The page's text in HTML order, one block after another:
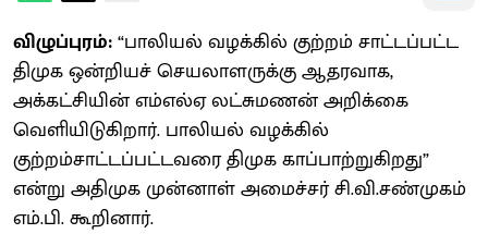
விழுப்புரம்:“பாலியல் வழக்கில் குற்றம் சாட்டப்பட்ட
திமுக ஒன்றியச் செயலாளருக்கு ஆதரவாக,
அக்கட்சியின் எம்எல்ஏ லட்சுமணன் அறிக்கை
வெளியிடுகிறார். பாலியல் வழக்கில்
குற்றம்சாட்டப்பட்டவரை திமுக காப்பாற்றுகிறது”
என்று அதிமுக முன்னாள் அமைச்சர் சி.வி.சண்முகம்
எம்.பி. கூறினார்.